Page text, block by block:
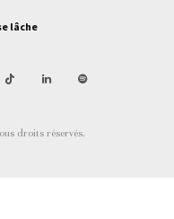
lâche
droits réservés.